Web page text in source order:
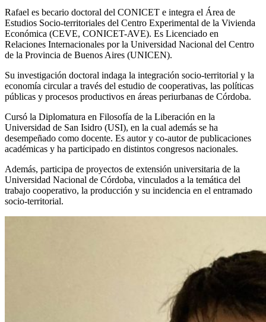
Rafael es becario doctoral del CONICET e integra el Área de
Estudios Socio-territoriales del Centro Experimental de la Vivienda
Económica (CEVE, CONICET-AVE). Es Licenciado en
Relaciones Internacionales por la Universidad Nacional del Centro
de la Provincia de Buenos Aires (UNICEN).
Su investigación doctoral indaga la integración socio-territorial y la
economía circular a través del estudio de cooperativas, las políticas
públicas y procesos productivos en áreas periurbanas de Córdoba.
Cursó la Diplomatura en Filosofía de la Liberación en la
Universidad de San Isidro (USI), en la cual además se ha
desempeñado como docente. Es autor y co-autor de publicaciones
académicas y ha participado en distintos congresos nacionales.
Además, participa de proyectos de extensión universitaria de la
Universidad Nacional de Córdoba, vinculados a la temática del
trabajo cooperativo, la producción y su incidencia en el entramado
socio-territorial.